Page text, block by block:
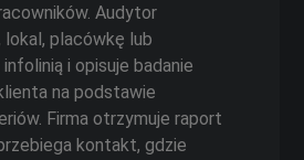
Audytor
placówkę lub
i opisuje badanie
na podstawie
Firma otrzymuje raport
kontakt, gdzie